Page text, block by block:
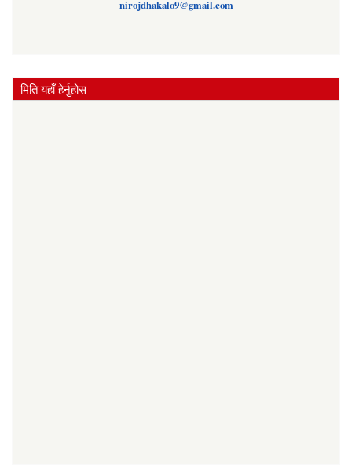
nirojdhakalo9@gmail.com
मिति यहाँ हेर्नुहोस